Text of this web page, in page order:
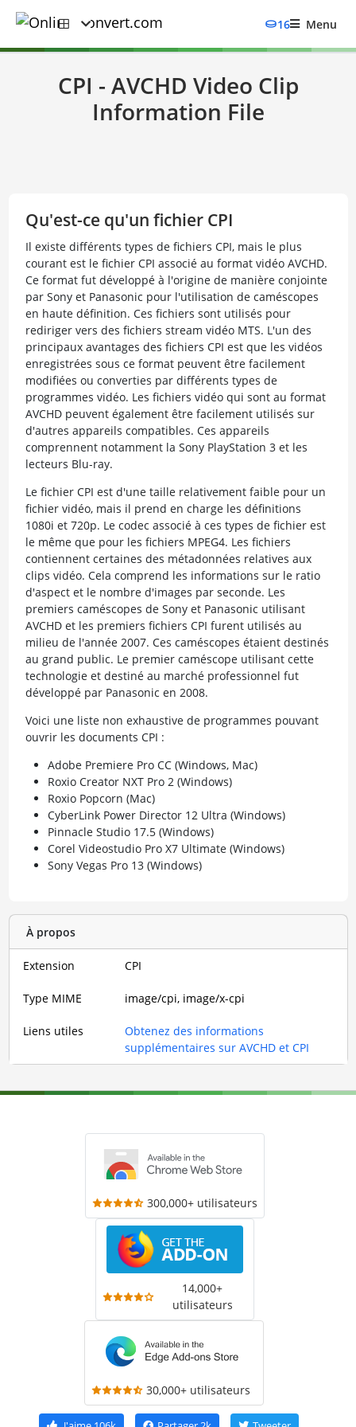
16 Menu
CPI - AVCHD Video Clip
Information File
Qu'est-ce qu'un fichier CPI
Il existe différents types de fichiers CPI, mais le plus
courant est le fichier CPI associé au format vidéo AVCHD.
Ce format fut développé à l'origine de manière conjointe
par Sony et Panasonic pour l'utilisation de caméscopes
en haute définition. Ces fichiers sont utilisés pour
rediriger vers des fichiers stream vidéo MTS. L'un des
principaux avantages des fichiers CPI est que les vidéos
enregistrées sous ce format peuvent être facilement
modifiées ou converties par différents types de
programmes vidéo. Les fichiers vidéo qui sont au format
AVCHD peuvent également être facilement utilisés sur
d'autres appareils compatibles. Ces appareils
comprennent notamment la Sony PlayStation 3 et les
lecteurs Blu-ray.
Le fichier CPI est d'une taille relativement faible pour un
fichier vidéo, mais il prend en charge les définitions
1080i et 720p. Le codec associé à ces types de fichier est
le même que pour les fichiers MPEG4. Les fichiers
contiennent certaines des métadonnées relatives aux
clips vidéo. Cela comprend les informations sur le ratio
d'aspect et le nombre d'images par seconde. Les
premiers caméscopes de Sony et Panasonic utilisant
AVCHD et les premiers fichiers CPI furent utilisés au
milieu de l'année 2007. Ces caméscopes étaient destinés
au grand public. Le premier caméscope utilisant cette
technologie et destiné au marché professionnel fut
développé par Panasonic en 2008.
Voici une liste non exhaustive de programmes pouvant
ouvrir les documents CPI :
Adobe Premiere Pro CC (Windows, Mac)
Roxio Creator NXT Pro 2 (Windows)
Roxio Popcorn (Mac)
CyberLink Power Director 12 Ultra (Windows)
Pinnacle Studio 17.5 (Windows)
Corel Videostudio Pro X7 Ultimate (Windows)
Sony Vegas Pro 13 (Windows)
À propos
Extension CPI
Type MIME image/cpi, image/x-cpi
Liens utiles
Obtenez des informations
supplémentaires sur AVCHD et CPI
300,000+ utilisateurs
14,000+
utilisateurs
30,000+ utilisateurs